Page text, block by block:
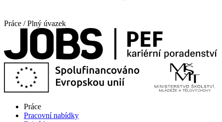
Práce / Plný úvazek
Práce
Pracovní nabídky